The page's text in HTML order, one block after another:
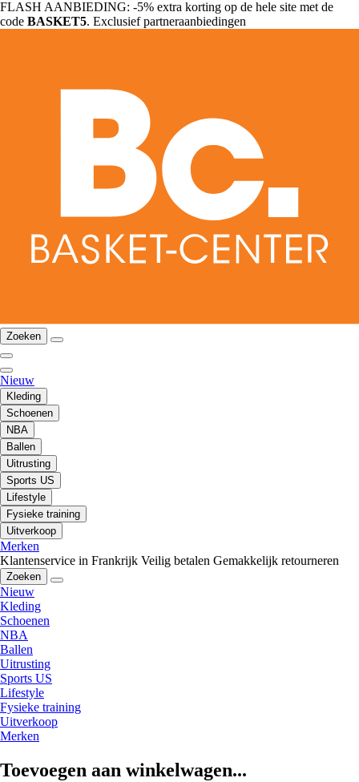
FLASH AANBIEDING: -5% extra korting op de hele site met de
code BASKET5. Exclusief partneraanbiedingen
Zoeken
Nieuw
Kleding
Schoenen
NBA
Ballen
Uitrusting
Sports US
Lifestyle
Fysieke training
Uitverkoop
Merken
Klantenservice in Frankrijk Veilig betalen Gemakkelijk retourneren
Zoeken
Nieuw
Kleding
Schoenen
NBA
Ballen
Uitrusting
Sports US
Lifestyle
Fysieke training
Uitverkoop
Merken
Toevoegen aan winkelwagen...